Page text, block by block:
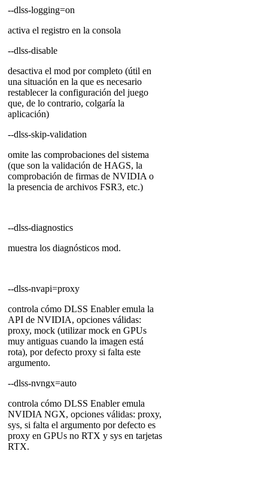
--dlss-logging=on
activa el registro en la consola
--dlss-disable
desactiva el mod por completo (útil en
una situación en la que es necesario
restablecer la configuración del juego
que, de lo contrario, colgaría la
aplicación)
--dlss-skip-validation
omite las comprobaciones del sistema
(que son la validación de HAGS, la
comprobación de firmas de NVIDIA o
la presencia de archivos FSR3, etc.)
--dlss-diagnostics
muestra los diagnósticos mod.
--dlss-nvapi=proxy
controla cómo DLSS Enabler emula la
API de NVIDIA, opciones válidas:
proxy, mock (utilizar mock en GPUs
muy antiguas cuando la imagen está
rota), por defecto proxy si falta este
argumento.
--dlss-nvngx=auto
controla cómo DLSS Enabler emula
NVIDIA NGX, opciones válidas: proxy,
sys, si falta el argumento por defecto es
proxy en GPUs no RTX y sys en tarjetas
RTX.